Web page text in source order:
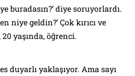
buradasın?’ diye soruyorlardı.
niye geldin?’ Çok kırıcı ve
20 yaşında, öğrenci.
duyarlı yaklaşıyor. Ama sayı